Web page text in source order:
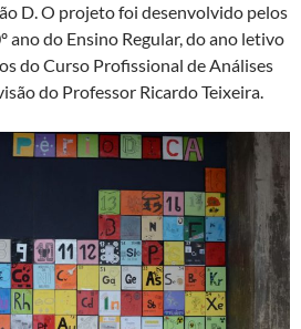
D. O projeto foi desenvolvido pelos
ano do Ensino Regular, do ano letivo
do Curso Profissional de Análises
do Professor Ricardo Teixeira.